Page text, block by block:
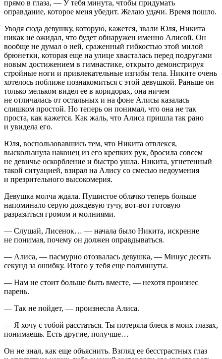
прямо в глаза, — У тебя минута, чтобы придумать
оправдание, которое меня убедит. Желаю удачи. Время пошло.
Уводя сюда девушку, которую, кажется, звали Юля, Никита
никак не ожидал, что будет обнаружен именно Алисой. Он
вообще не думал о ней, сраженный гибкостью этой милой
брюнетки, которая еще на улице хвасталась перед подругами
новым достижением в гимнастике, открыто демонстрируя
стройные ноги и привлекательные изгибы тела. Никите очень
хотелось поближе познакомиться с этой девушкой. Раньше он
только мельком видел ее в коридорах, она ничем
не отличалась от остальных и на фоне Алисы казалась
слишком простой. Но теперь он понимал, что она не так
проста, как кажется. Как жаль, что Алиса пришла так рано
и увидела его.
Юля, воспользовавшись тем, что Никита отвлекся,
выскользнула наконец из его крепких рук, бросила совсем
не девичье оскорбление и быстро ушла. Никита, угнетенный
такой ситуацией, взирал на Алису со смесью недоумения
и презрительного высокомерия.
Девушка молча ждала. Пушистое облачко теперь больше
напоминало серую дождевую тучу, вот-вот готовую
разразиться громом и молниями.
— Слушай, Лисенок… — начала было Никита, искренне
не понимая, почему он должен оправдываться.
— Алиса, — пасмурно отозвалась девушка, — Минус десять
секунд за ошибку. Итого у тебя еще полминуты.
— Нам не стоит больше быть вместе, — нехотя произнес
парень.
— Так не пойдет, — произнесла Алиса.
— Я хочу с тобой расстаться. Ты потеряла блеск в моих глазах,
понимаешь. Есть другие, получше…
Он не знал, как еще объяснить. Взгляд ее бесстрастных глаз